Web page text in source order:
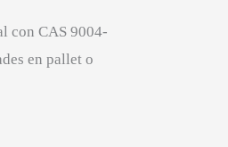
con CAS 9004-
en pallet o